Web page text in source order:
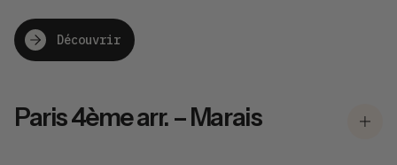
Découvrir
Paris 4ème arr. – Marais